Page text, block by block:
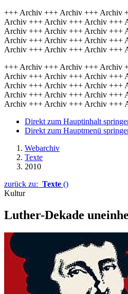
+++ Archiv +++ Archiv +++ Archiv
Archiv +++ Archiv +++ Archiv +++
Archiv +++ Archiv +++ Archiv +++
Archiv +++ Archiv +++ Archiv +++
Archiv +++ Archiv +++ Archiv +++
+++ Archiv +++ Archiv +++ Archiv
Archiv +++ Archiv +++ Archiv +++
Archiv +++ Archiv +++ Archiv +++
Archiv +++ Archiv +++ Archiv +++
Archiv +++ Archiv +++ Archiv +++
Direkt zum Hauptinhalt
Direkt zum Hauptmenü
Webarchiv
Texte
2010
zurück zu: Texte ()
Kultur
Luther-Dekade